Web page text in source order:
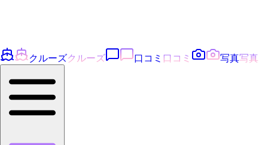
クルーズクルーズ 口コミ 口コミ 写真写真